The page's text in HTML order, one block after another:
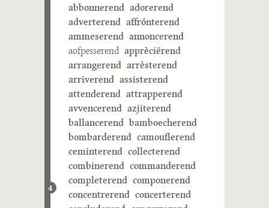
4
abbonnerend adorerend
adverterend affrónterend
ammeserend annoncerend
aofpesserend apprèciërend
arrangerend arrèsterend
arriverend assisterend
attenderend attrapperend
avvencerend azjiterend
ballancerend bamboecherend
bombarderend camouflerend
ceminterend collecterend
combinerend commanderend
completerend componerend
concentrerend concerterend